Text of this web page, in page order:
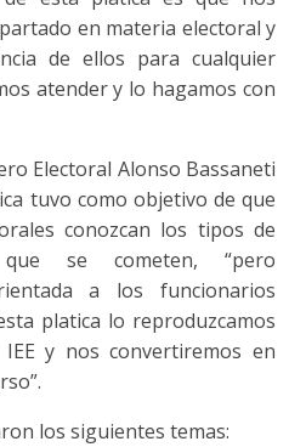
en materia electoral y
de ellos para cualquier
atender y lo hagamos con
Electoral Alonso Bassaneti
tuvo como objetivo de que
conozcan los tipos de
se cometen, “pero
a los funcionarios
platica lo reproduzcamos
y nos convertiremos en
los siguientes temas: